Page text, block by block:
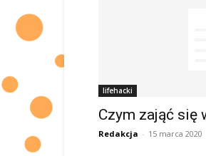
lifehacki
Czym zająć się
Redakcja - 15 marca 2020